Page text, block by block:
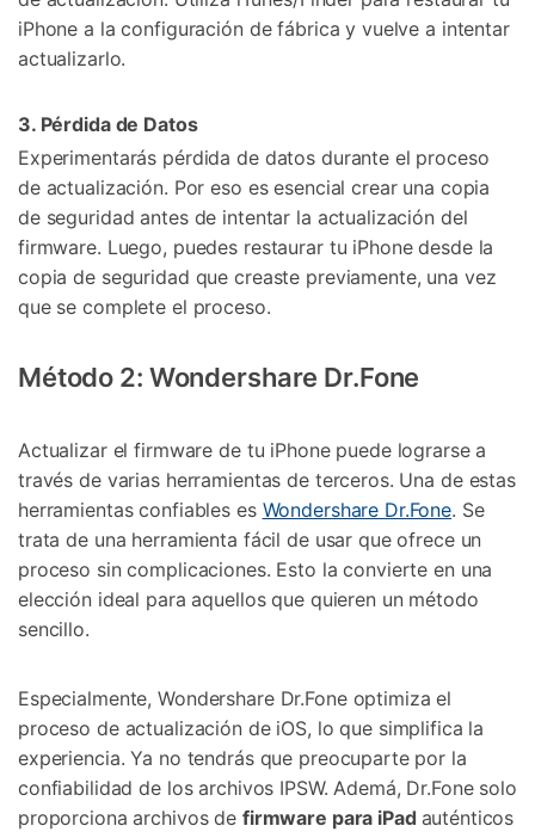
iPhone a la configuración de fábrica y vuelve a intentar
actualizarlo.
3. Pérdida de Datos
Experimentarás pérdida de datos durante el proceso
de actualización. Por eso es esencial crear una copia
de seguridad antes de intentar la actualización del
firmware. Luego, puedes restaurar tu iPhone desde la
copia de seguridad que creaste previamente, una vez
que se complete el proceso.
Método 2: Wondershare Dr.Fone
Actualizar el firmware de tu iPhone puede lograrse a
través de varias herramientas de terceros. Una de estas
herramientas confiables es Wondershare Dr.Fone. Se
trata de una herramienta fácil de usar que ofrece un
proceso sin complicaciones. Esto la convierte en una
elección ideal para aquellos que quieren un método
sencillo.
Especialmente, Wondershare Dr.Fone optimiza el
proceso de actualización de iOS, lo que simplifica la
experiencia. Ya no tendrás que preocuparte por la
confiabilidad de los archivos IPSW. Ademá, Dr.Fone solo
proporciona archivos de firmware para iPad auténticos